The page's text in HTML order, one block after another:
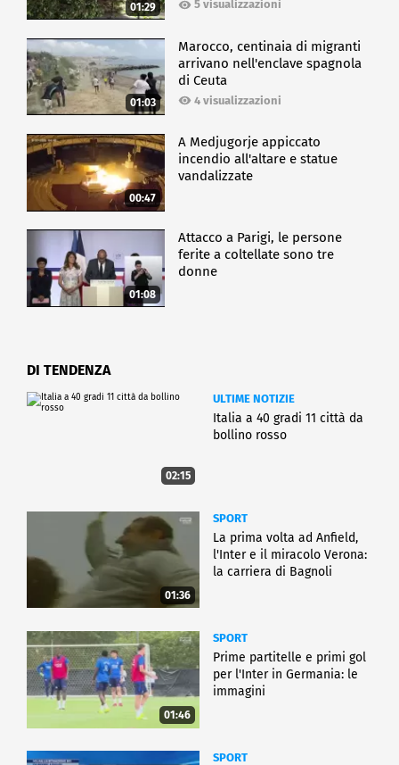
01:29 5 visualizzazioni
01:03
Marocco, centinaia di migranti
arrivano nell'enclave spagnola
di Ceuta
4 visualizzazioni
00:47
A Medjugorje appiccato
incendio all'altare e statue
vandalizzate
01:08
Attacco a Parigi, le persone
ferite a coltellate sono tre
donne
DI TENDENZA
02:15
ULTIME NOTIZIE
Italia a 40 gradi 11 città da
bollino rosso
01:36
SPORT
La prima volta ad Anfield,
l'Inter e il miracolo Verona:
la carriera di Bagnoli
01:46
SPORT
Prime partitelle e primi gol
per l'Inter in Germania: le
immagini
SPORT